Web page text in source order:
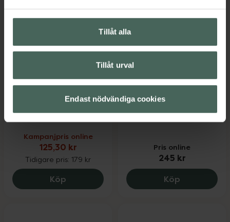
Tillåt alla
Tillåt urval
Endast nödvändiga cookies
30%
Solspray Barn SPF 50
Solskydd för barn 150
ml
Kampanjpris online
125,30 kr
Tidigare pris: 179 kr
Köp Kronans Apotek Solspray Barn SPF 50,
5 av 5 i omdöme
FaceBody SPF30
Solskyddsspray 90 ml
Pris online
245 kr
Köp Bioregena